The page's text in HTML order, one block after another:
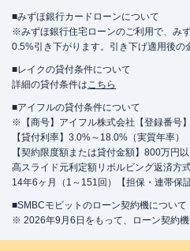
■みずほ銀行カードローンについて
※みずほ銀行住宅ローンのご利用で、み
0.5%引き下がります。引き下げ適用後の
■レイクの貸付条件について
詳細の貸付条件はこちら
■アイフルの貸付条件について
※【商号】アイフル株式会社【登録番号
【貸付利率】3.0%～18.0%（実質年率）
【契約限度額または貸付金額】800万円
高スライド元利定額リボルビング返済方
14年6ヶ月（1～151回）【担保・連帯保
■SMBCモビットのローン契約機について
※ 2026年9月6日をもって、ローン契約機